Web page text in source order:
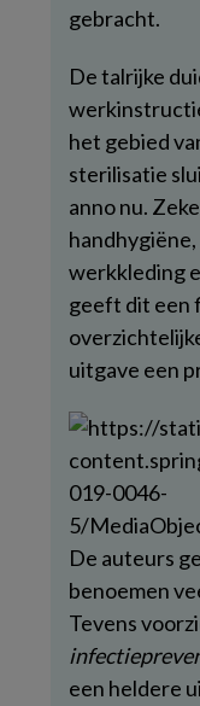
gebracht.
De talrijke
het gebied
sterilisatie
anno nu.
werkkleding
geeft dit een
uitgave een
De auteurs
benoemen
Tevens
een heldere